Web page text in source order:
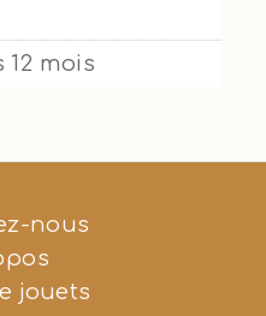
12 mois
nous
jouets